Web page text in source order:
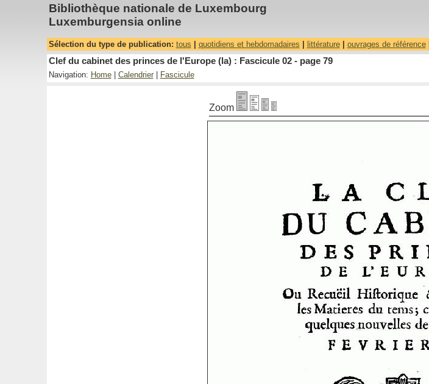
Bibliothèque nationale de Luxembourg
Luxemburgensia online
Sélection du type de publication: tous quotidiens et hebdomadaires littérature| ouvrages de référence|
Clef du cabinet des princes de l'Europe (la) : Fascicule 02 - page 79
Navigation: Home| Calendrier| Fascicule
Zoom